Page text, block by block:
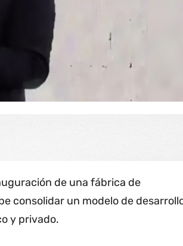
de una fábrica de
consolidar un modelo de
y privado.